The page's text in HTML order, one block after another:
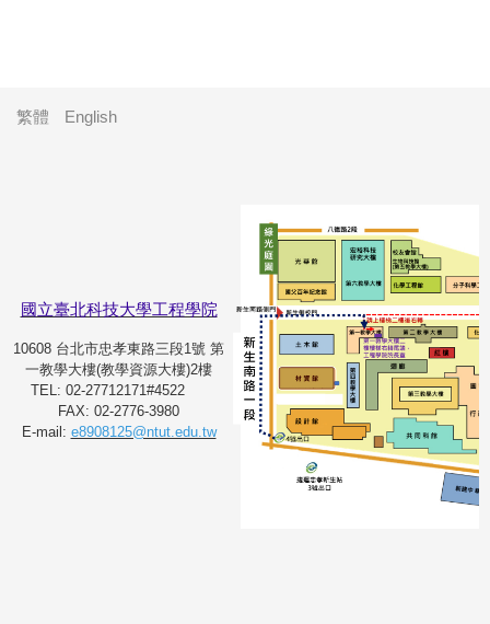
繁體 English
國立臺北科技大學工程學院
10608 台北市忠孝東路三段1號 第
一教學大樓(教學資源大樓)2樓
TEL: 02-27712171#4522
FAX: 02-2776-3980
E-mail: e8908125@ntut.edu.tw